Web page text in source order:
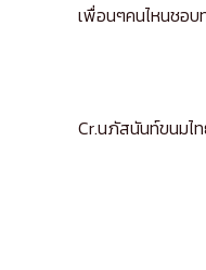
เพื่อนๆคนไหนชอบ
Cr.นภัสนันท์ขนมไท